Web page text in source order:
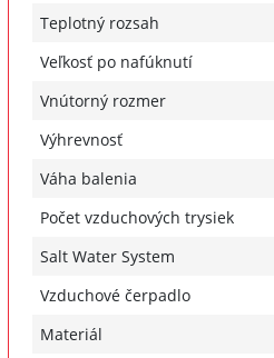
Teplotný rozsah
Veľkosť po nafúknutí
Vnútorný rozmer
Výhrevnosť
Váha balenia
Počet vzduchových trysiek
Salt Water System
Vzduchové čerpadlo
Materiál